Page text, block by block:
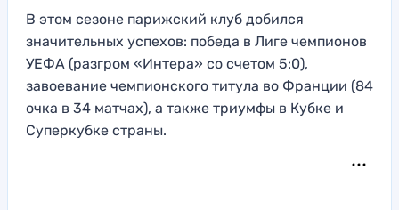
В этом сезоне парижский клуб добился
значительных успехов: победа в Лиге чемпионов
УЕФА (разгром «Интера» со счетом 5:0),
завоевание чемпионского титула во Франции (84
очка в 34 матчах), а также триумфы в Кубке и
Суперкубке страны.